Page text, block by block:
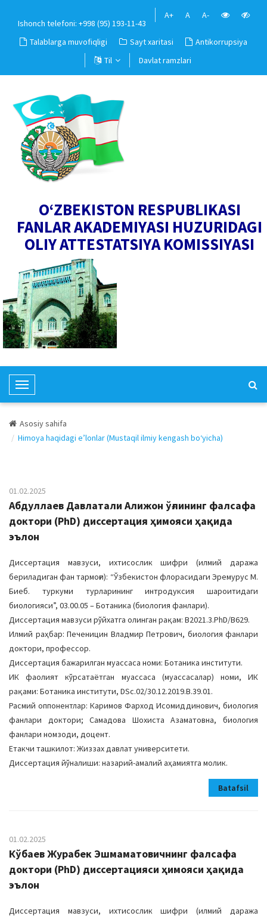
Ishonch telefoni: +998 (95) 193-11-43
A+ A A-
Talablarga muvofiqligi Sayt xaritasi
Antikorrupsiya
Til
Davlat ramzlari
O‘ZBEKISTON RESPUBLIKASI
FANLAR AKADEMIYASI HUZURIDAGI
OLIY ATTESTATSIYA KOMISSIYASI
T
o
g
l
a
v
t
i
o
n
Asosiy sahifa
Himoya haqidagi e’lonlar (Mustaqil ilmiy kengash bo‘yicha)
01.02.2025
Абдуллаев Давлатали Алижон ўғлининг фалсафа
доктори (PhD) диссертация ҳимояси ҳақида
эълон
Диссертация мавзуси, ихтисослик шифри (илмий даража
бериладиган фан тармоғи): “Ўзбекистон флорасидаги Эремурус М.
Биеб. туркуми турларининг интродуксия шароитидаги
биологияси”, 03.00.05 – Ботаника (биология фанлари).
Диссертация мавзуси рўйхатга олинган рақам: B2021.3.PhD/B629.
Илмий раҳбар: Печеницин Владмир Петрович, биология фанлари
доктори, профессор.
Диссертация бажарилган муассаса номи: Ботаника институти.
ИК фаолият кўрсатаётган муассаса (муассасалар) номи, ИК
рақами: Ботаника институти, DSc.02/30.12.2019.B.39.01.
Расмий оппонентлар: Каримов Фарход Исомиддинович, биология
фанлари доктори; Самадова Шохиста Азаматовна, биология
фанлари номзоди, доцент.
Етакчи ташкилот: Жиззах давлат университети.
Диссертация йўналиши: назарий-амалий аҳамиятга молик.
Batafsil
01.02.2025
Кўбаев Журабек Эшмаматовичнинг фалсафа
доктори (PhD) диссертацияси ҳимояси ҳақида
эълон
Диссертация мавзуси, ихтисослик шифри (илмий даража